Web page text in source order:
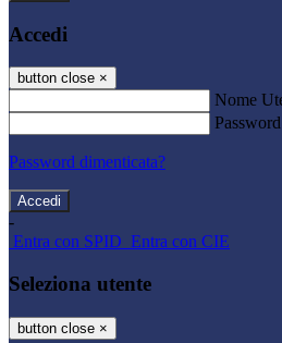
Accedi
button close ×
Nome
Password
Password dimenticata?
-
Entra con SPID Entra con CIE
Seleziona utente
button close ×